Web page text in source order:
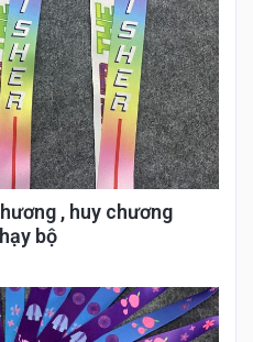
, huy chương
bộ